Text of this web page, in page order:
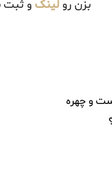
بزن رولینکو ثبت
و چهره